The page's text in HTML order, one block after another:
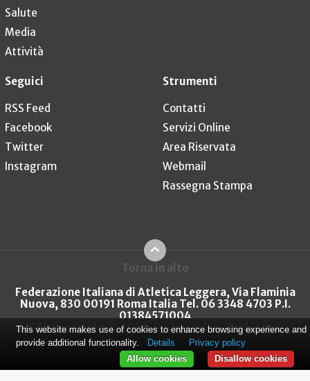
Salute
Media
Attività
Seguici
RSS Feed
Facebook
Twitter
Instagram
Strumenti
Contatti
Servizi Online
Area Riservata
Webmail
Rassegna Stampa
Torna in alto
Federazione Italiana di Atletica Leggera, Via Flaminia
Nuova, 830 00191 Roma Italia Tel. 06 3348 4703 P.I.
01384571004
FIDAL Copyright © 2026 Privacy policy Cookie policy
This website makes use of cookies to enhance browsing experience and
provide additional functionality.
Details
Privacy policy
Disallow cookies
Allow cookies